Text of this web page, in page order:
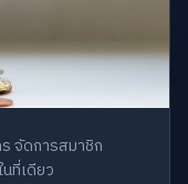
จัดการสมาชิก
ที่เดียว